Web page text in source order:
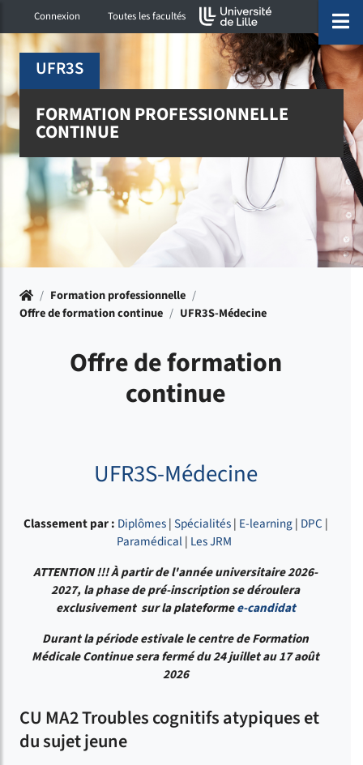
Accéder au menu principal
Accéder à la recherche
Accéder au pied de page
Connexion Toutes les facultés
menu
UFR3S
FORMATION PROFESSIONNELLE
CONTINUE
Accueil
/ Formation professionnelle /
Offre de formation continue / UFR3S-Médecine
Offre de formation
continue
UFR3S-Médecine
Classement par : Diplômes|Spécialités| E-learning| DPC |
Paramédical| Les JRM
ATTENTION !!!À partir de l'année universitaire 2026-
2027, la phase de pré-inscription se déroulera
exclusivement sur la plateformee-candidat
Durant la période estivale le centre de Formation
Médicale Continue sera fermé du 24 juillet au 17 août
2026
CU MA2 Troubles cognitifs atypiques et
du sujet jeune